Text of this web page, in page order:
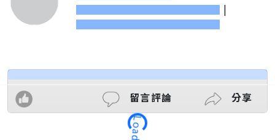
|
留言評論 分享
Loading